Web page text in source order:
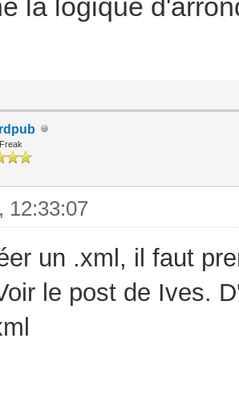
la logique
12:33:07
un .xml, il faut
le post de Ives.